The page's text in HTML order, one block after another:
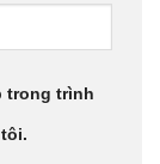
trong trình